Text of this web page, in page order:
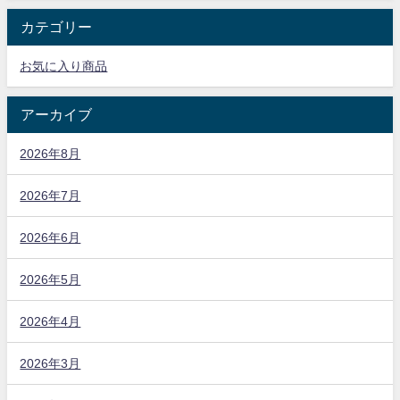
カテゴリー
お気に入り商品
アーカイブ
2026年8月
2026年7月
2026年6月
2026年5月
2026年4月
2026年3月